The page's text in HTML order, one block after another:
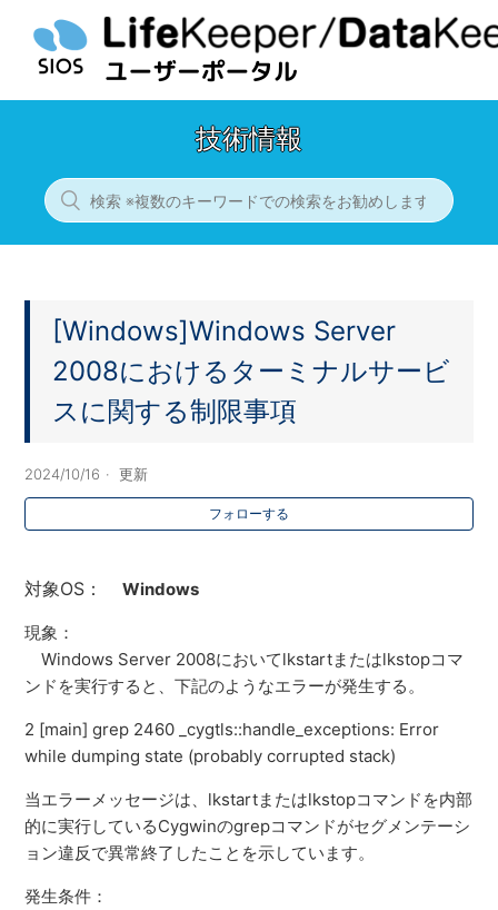
技術情報
[Windows]Windows Server
2008におけるターミナルサービ
スに関する制限事項
2024/10/16 更新
フォローする
対象OS： Windows
現象：
Windows Server 2008においてlkstartまたはlkstopコマ
ンドを実行すると、下記のようなエラーが発生する。
2 [main] grep 2460 _cygtls::handle_exceptions: Error
while dumping state (probably corrupted stack)
当エラーメッセージは、lkstartまたはlkstopコマンドを内部
的に実行しているCygwinのgrepコマンドがセグメンテーシ
ョン違反で異常終了したことを示しています。
発生条件：